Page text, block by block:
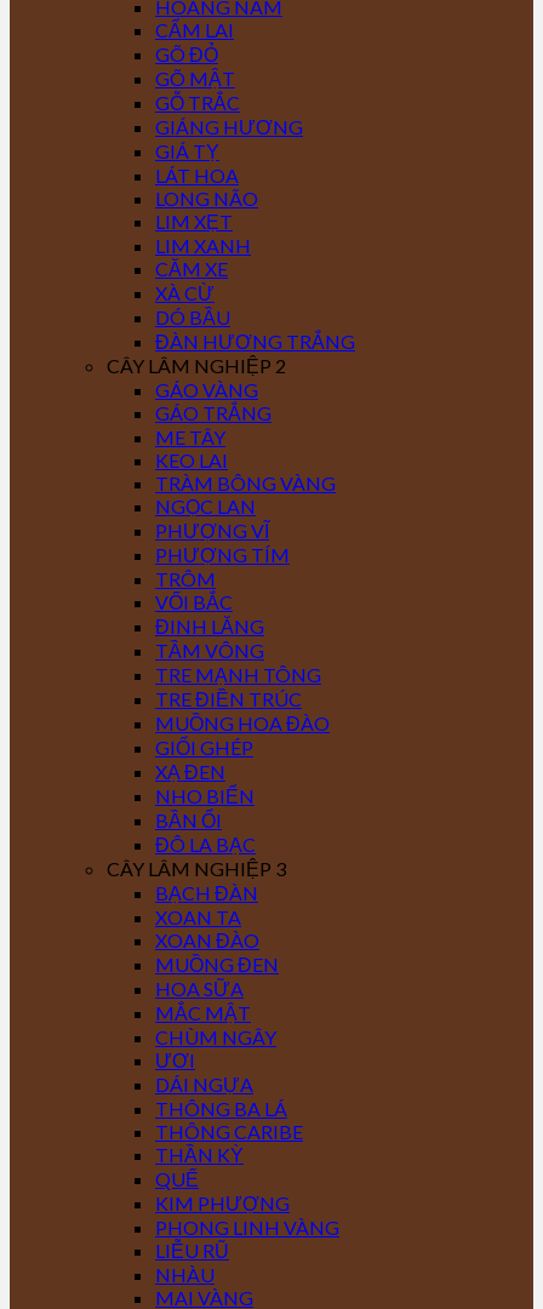
HOÀNG NAM
CẨM LAI
GÕ ĐỎ
GÕ MẬT
GỖ TRẮC
GIÁNG HƯƠNG
GIÁ TỴ
LÁT HOA
LONG NÃO
LIM XẸT
LIM XANH
CĂM XE
XÀ CỪ
DÓ BẦU
ĐÀN HƯƠNG TRẮNG
CÂY LÂM NGHIỆP 2
GÁO VÀNG
GÁO TRẮNG
ME TÂY
KEO LAI
TRÀM BÔNG VÀNG
NGỌC LAN
PHƯỢNG VĨ
PHƯỢNG TÍM
TRÔM
VỐI BẮC
ĐINH LĂNG
TẦM VÔNG
TRE MẠNH TÔNG
TRE ĐIỀN TRÚC
MUỒNG HOA ĐÀO
GIỔI GHÉP
XẠ ĐEN
NHO BIỂN
BẦN ỔI
ĐÔ LA BẠC
CÂY LÂM NGHIỆP 3
BẠCH ĐÀN
XOAN TA
XOAN ĐÀO
MUỒNG ĐEN
HOA SỮA
MẮC MẬT
CHÙM NGÂY
ƯƠI
DÁI NGỰA
THÔNG BA LÁ
THÔNG CARIBE
THẦN KỲ
QUẾ
KIM PHƯỢNG
PHONG LINH VÀNG
LIỄU RŨ
NHÀU
MAI VÀNG